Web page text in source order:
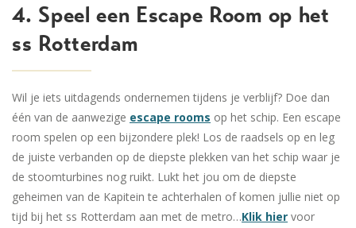
4. Speel een Escape Room op het
ss Rotterdam
Wil je iets uitdagends ondernemen tijdens je verblijf? Doe dan
één van de aanwezige escape rooms op het schip. Een escape
room spelen op een bijzondere plek! Los de raadsels op en leg
de juiste verbanden op de diepste plekken van het schip waar je
de stoomturbines nog ruikt. Lukt het jou om de diepste
geheimen van de Kapitein te achterhalen of komen jullie niet op
tijd bij het ss Rotterdam aan met de metro…Klik hier voor